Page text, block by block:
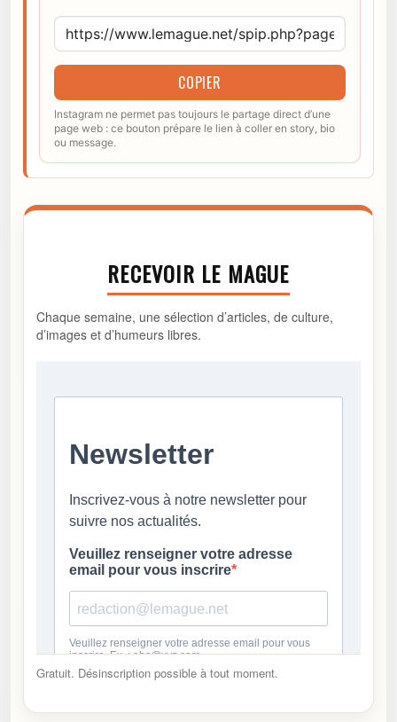
COPIER
Instagram ne permet pas toujours le partage direct d’une
page web : ce bouton prépare le lien à coller en story, bio
ou message.
RECEVOIR LE MAGUE
Chaque semaine, une sélection d’articles, de culture,
d’images et d’humeurs libres.
Gratuit. Désinscription possible à tout moment.